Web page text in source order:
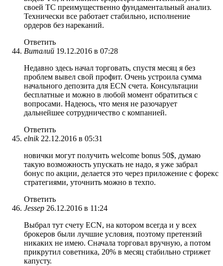
своей ТС преимущественно фундаментальный анализ.
Технически все работает стабильно, исполнение
ордеров без нареканий.
Ответить
Виталий 19.12.2016 в 07:28
Недавно здесь начал торговать, спустя месяц я без
проблем вывел свой профит. Очень устроила сумма
начального депозита для ECN счета. Консультации
бесплатные и можно в любой момент обратиться с
вопросами. Надеюсь, что меня не разочарует
дальнейшее сотрудничество с компанией.
Ответить
elnik 22.12.2016 в 05:31
новички могут получить welcome bonus 50$, думаю
такую возможность упускать не надо, я уже забрал
бонус по акции, делается это через приложение с форекс
стратегиями, уточнить можно в техпо.
Ответить
Jessep 26.12.2016 в 11:24
Выбрал тут счету ECN, на котором всегда и у всех
брокеров были лучшие условия, поэтому претензий
никаких не имею. Сначала торговал вручную, а потом
прикрутил советника, 20% в месяц стабильно стрижет
капусту.